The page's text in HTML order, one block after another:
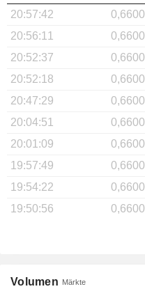
Volumen Märkte
20:57:42
0,6600
20:56:11
0,6600
20:52:37
0,6600
20:52:18
0,6600
20:47:29
0,6600
20:04:51
0,6600
20:01:09
0,6600
19:57:49
0,6600
19:54:22
0,6600
19:50:56
0,6600